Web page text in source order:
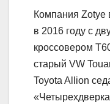
Компания Zotye
в 2016 году с
кроссовером
старый VW
Toyota Allion